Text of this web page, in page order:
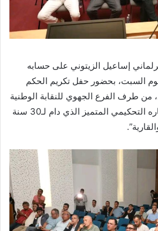
إساعيل الزيتوني على حسابه
السبت، بحضور حفل تكريم الحكم
من طرف الفرع الجهوي للنقابة الوطنية
للصحافة المغربية، بعد مساره التحكيمي المتميز الذي دام لـ30 سنة